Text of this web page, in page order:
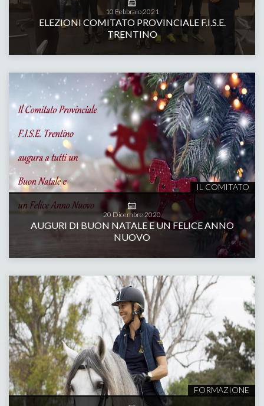
10 Febbraio2021
ELEZIONI COMITATO PROVINCIALE F.I.S.E.
TRENTINO
IL COMITATO
20 Dicembre 2020
AUGURI DI BUON NATALE E UN FELICE ANNO
NUOVO
FORMAZIONE